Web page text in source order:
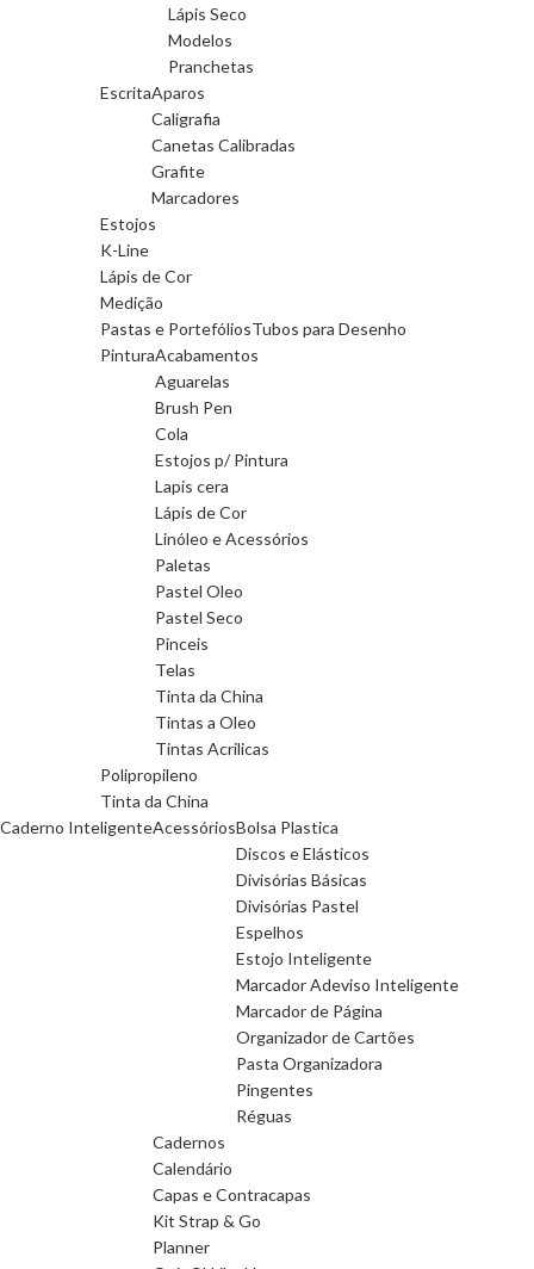
Lápis Seco
Modelos
Pranchetas
EscritaAparos
Caligrafia
Canetas Calibradas
Grafite
Marcadores
Estojos
K-Line
Lápis de Cor
Medição
Pastas e PortefóliosTubos para Desenho
PinturaAcabamentos
Aguarelas
Brush Pen
Cola
Estojos p/ Pintura
Lapis cera
Lápis de Cor
Linóleo e Acessórios
Paletas
Pastel Oleo
Pastel Seco
Pinceis
Telas
Tinta da China
Tintas a Oleo
Tintas Acrilicas
Polipropileno
Tinta da China
Caderno InteligenteAcessóriosBolsa Plastica
Discos e Elásticos
Divisórias Básicas
Divisórias Pastel
Espelhos
Estojo Inteligente
Marcador Adeviso Inteligente
Marcador de Página
Organizador de Cartões
Pasta Organizadora
Pingentes
Réguas
Cadernos
Calendário
Capas e Contracapas
Kit Strap & Go
Planner